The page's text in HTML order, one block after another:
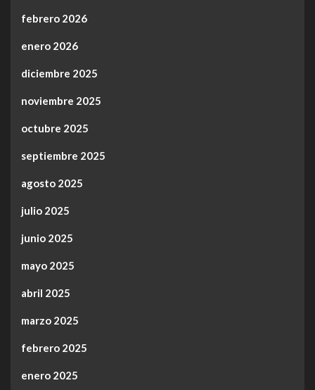
febrero 2026
enero 2026
diciembre 2025
noviembre 2025
octubre 2025
septiembre 2025
agosto 2025
julio 2025
junio 2025
mayo 2025
abril 2025
marzo 2025
febrero 2025
enero 2025